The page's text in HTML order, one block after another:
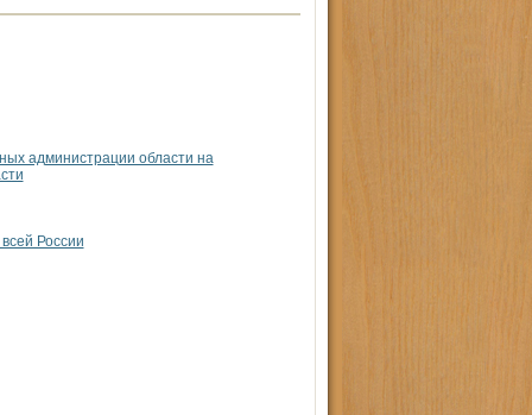
администрации области на
России